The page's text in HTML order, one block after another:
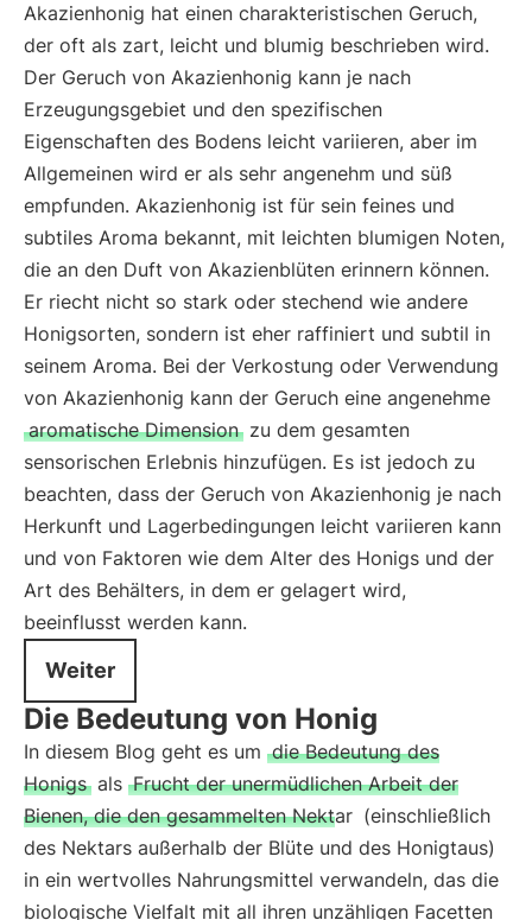
Akazienhonig hat einen charakteristischen Geruch,
der oft als zart, leicht und blumig beschrieben wird.
Der Geruch von Akazienhonig kann je nach
Erzeugungsgebiet und den spezifischen
Eigenschaften des Bodens leicht variieren, aber im
Allgemeinen wird er als sehr angenehm und süß
empfunden. Akazienhonig ist für sein feines und
subtiles Aroma bekannt, mit leichten blumigen Noten,
die an den Duft von Akazienblüten erinnern können.
Er riecht nicht so stark oder stechend wie andere
Honigsorten, sondern ist eher raffiniert und subtil in
seinem Aroma. Bei der Verkostung oder Verwendung
von Akazienhonig kann der Geruch eine angenehme
aromatische Dimension zu dem gesamten
sensorischen Erlebnis hinzufügen. Es ist jedoch zu
beachten, dass der Geruch von Akazienhonig je nach
Herkunft und Lagerbedingungen leicht variieren kann
und von Faktoren wie dem Alter des Honigs und der
Art des Behälters, in dem er gelagert wird,
beeinflusst werden kann.
Weiter
Die Bedeutung von Honig
In diesem Blog geht es um die Bedeutung des
Honigs als Frucht der unermüdlichen Arbeit der
Bienen, die den gesammelten Nektar (einschließlich
des Nektars außerhalb der Blüte und des Honigtaus)
in ein wertvolles Nahrungsmittel verwandeln, das die
biologische Vielfalt mit all ihren unzähligen Facetten